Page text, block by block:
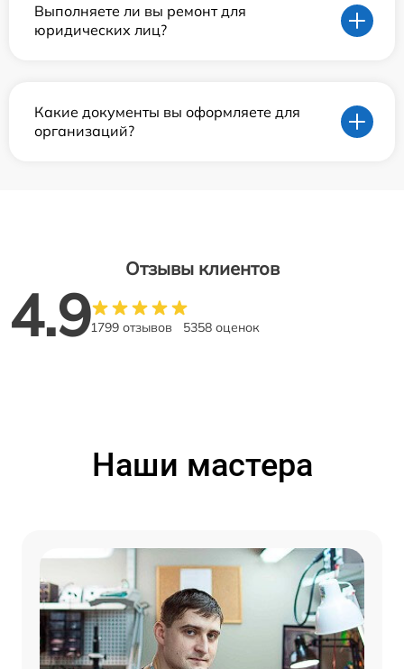
Выполняете ли вы ремонт для
юридических лиц?
Какие документы вы оформляете для
организаций?
Отзывы клиентов
4.91799 отзывов 5358 оценок
Наши мастера